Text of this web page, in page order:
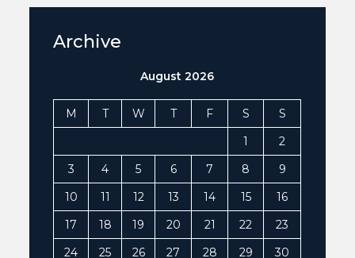
Archive
August 2026
M T W T F S
S
1
2
3
4 5 6 7 8
9
10
11 12 13 14 15
16
17
18 19 20 21 22
23
24
25 26 27 28 29
30